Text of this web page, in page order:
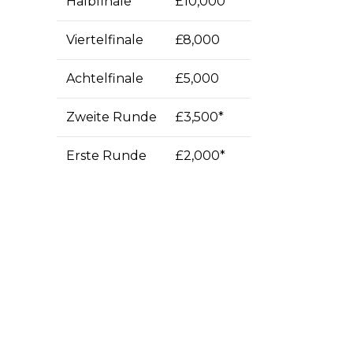
Viertelfinale £8,000
Achtelfinale £5,000
Zweite Runde £3,500*
Erste Runde £2,000*